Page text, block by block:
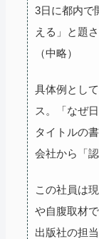
3日に都内で
える」と題
（中略）
具体例とし
ス。「なぜ
タイトルの
会社から「
この社員は
や自腹取材
出版社の担